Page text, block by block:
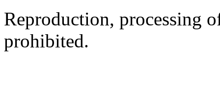
Reproduction, processing
prohibited.